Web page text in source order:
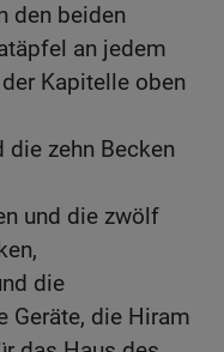
den beiden
an jedem
Kapitelle oben
die zehn Becken
und die zwölf
die
Geräte, die Hiram